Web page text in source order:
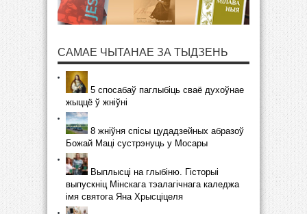
САМАЕ ЧЫТАНАЕ ЗА ТЫДЗЕНЬ
5 спосабаў паглыбіць сваё духоўнае
жыццё ў жніўні
8 жніўня спісы цудадзейных абразоў
Божай Маці сустрэнуць у Мосары
Выплысці на глыбіню. Гісторыі
выпускніц Мінскага тэалагічнага каледжа
імя святога Яна Хрысціцеля